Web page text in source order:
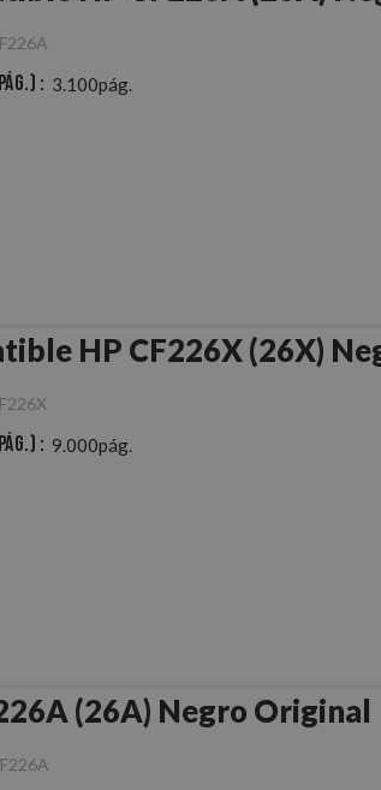
: 3.100pág.
HP CF226X (26X)
: 9.000pág.
(26A) Negro Original